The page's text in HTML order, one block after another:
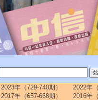
2023年（729-740期） 2022年
2017年（657-668期） 2016年